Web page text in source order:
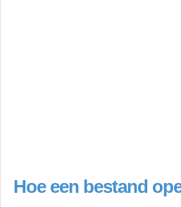
Hoe een bestand